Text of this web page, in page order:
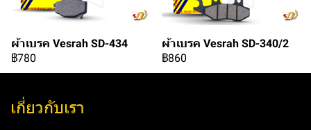
ผ้าเบรค Vesrah SD-434
฿780
ผ้าเบรค Vesrah SD-340/2
฿860
เกี่ยวกับเรา